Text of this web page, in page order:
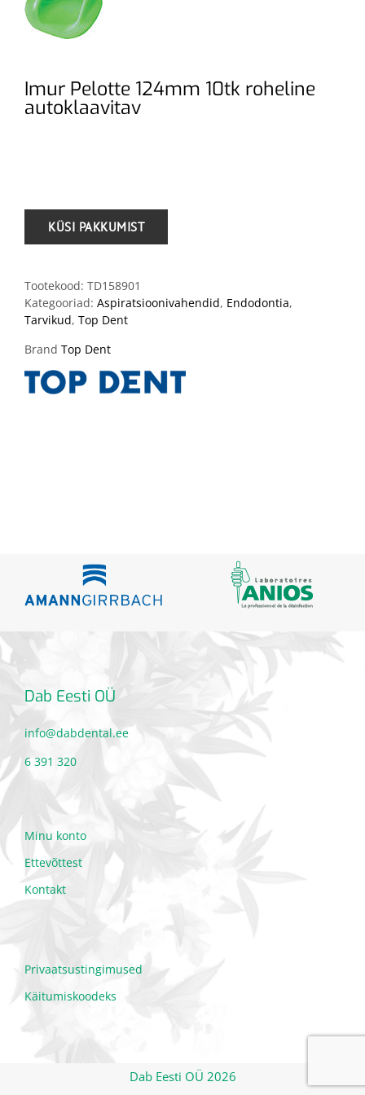
Imur Pelotte 124mm 10tk roheline
autoklaavitav
Tootekood: TD158901
Kategooriad: Aspiratsioonivahendid, Endodontia,
Tarvikud, Top Dent
Brand Top Dent
Dab Eesti OÜ
info@dabdental.ee
6 391 320
Minu konto
Ettevõttest
Kontakt
Privaatsustingimused
Käitumiskoodeks
Dab Eesti OÜ 2026